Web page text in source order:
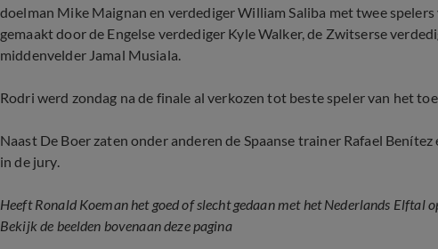
doelman Mike Maignan en verdediger William Saliba met twee
gemaakt door de Engelse verdediger Kyle Walker, de Zwitserse
middenvelder Jamal Musiala.
Rodri werd zondag na de finale al verkozen tot beste speler van het
Naast De Boer zaten onder anderen de Spaanse trainer Rafael
in de jury.
Heeft Ronald Koeman het goed of slecht gedaan met het Nederlands Elftal
Bekijk de beelden bovenaan deze pagina